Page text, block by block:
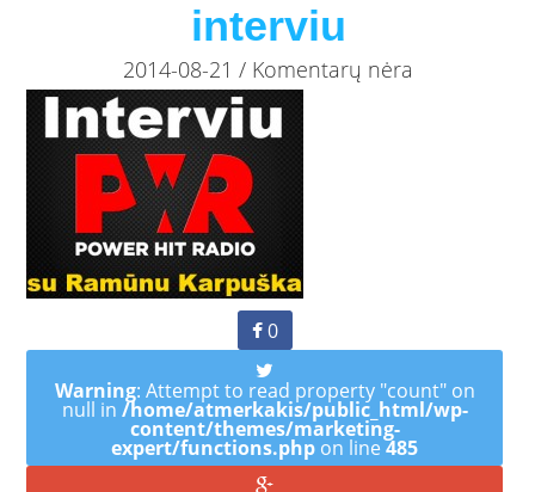
interviu
2014-08-21 / Komentarų nėra
0
Warning: Attempt to read property "count" on
null in /home/atmerkakis/public_html/wp-
content/themes/marketing-
expert/functions.php on line485